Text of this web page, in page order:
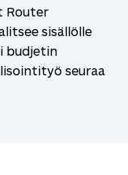
Router
sisällölle
budjetin
seuraa